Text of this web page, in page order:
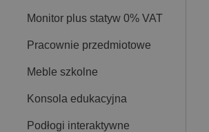
Monitor plus statyw 0% VAT
Pracownie przedmiotowe
Meble szkolne
Konsola edukacyjna
Podłogi interaktywne